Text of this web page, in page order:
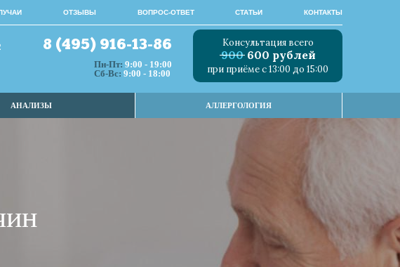
ОТЗЫВЫ ВОПРОС-ОТВЕТ СТАТЬИ КОНТАКТЫ
8 (495) 916-13-86
Пн-Пт: 9:00 - 19:00
Сб-Вс: 9:00 - 18:00
Консультация всего
900 600 рублей
при приёме с 13:00 до 15:00
АНАЛИЗЫ АЛЛЕРГОЛОГИЯ